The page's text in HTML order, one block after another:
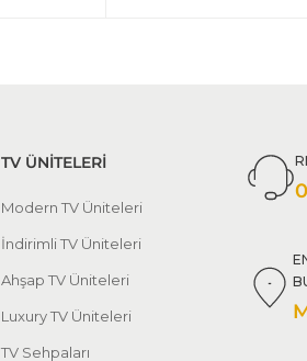
TV ÜNİTELERİ
Modern TV Üniteleri
İndirimli TV Üniteleri
Ahşap TV Üniteleri
Luxury TV Üniteleri
TV Sehpaları